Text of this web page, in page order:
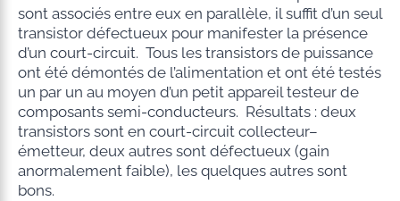
sont associés entre eux en parallèle, il suffit d’un seul
transistor défectueux pour manifester la présence
d’un court-circuit. Tous les transistors de puissance
ont été démontés de l’alimentation et ont été testés
un par un au moyen d’un petit appareil testeur de
composants semi-conducteurs. Résultats : deux
transistors sont en court-circuit collecteur–
émetteur, deux autres sont défectueux (gain
anormalement faible), les quelques autres sont
bons.